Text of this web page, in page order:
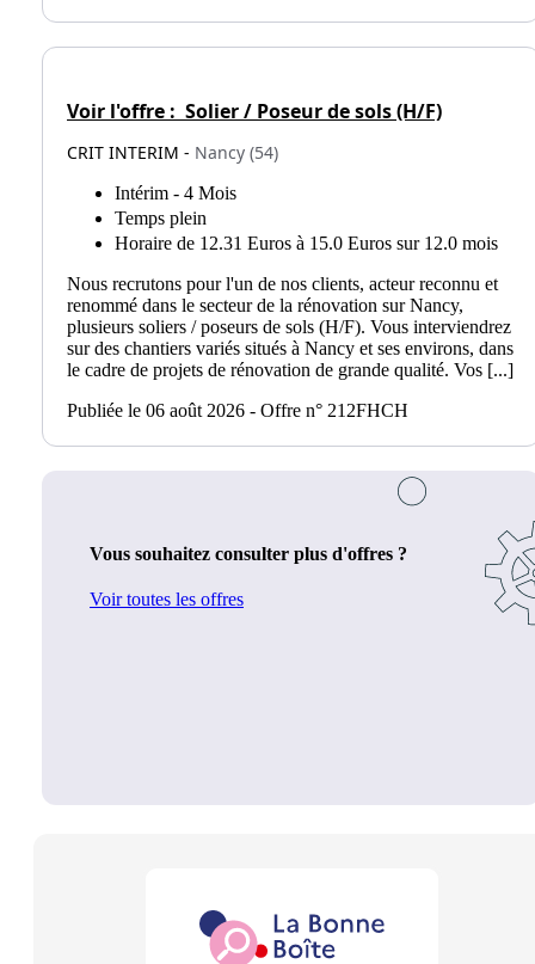
Voir l'offre : Solier / Poseur de sols (H/F)
CRIT INTERIM - Nancy (54)
Intérim - 4 Mois
Temps plein
Horaire de 12.31 Euros à 15.0 Euros sur 12.0 mois
Nous recrutons pour l'un de nos clients, acteur reconnu et
renommé dans le secteur de la rénovation sur Nancy,
plusieurs soliers / poseurs de sols (H/F). Vous interviendrez
sur des chantiers variés situés à Nancy et ses environs, dans
le cadre de projets de rénovation de grande qualité. Vos [...]
Publiée le 06 août 2026 - Offre n° 212FHCH
Vous souhaitez consulter plus d'offres ?
Voir toutes les offres